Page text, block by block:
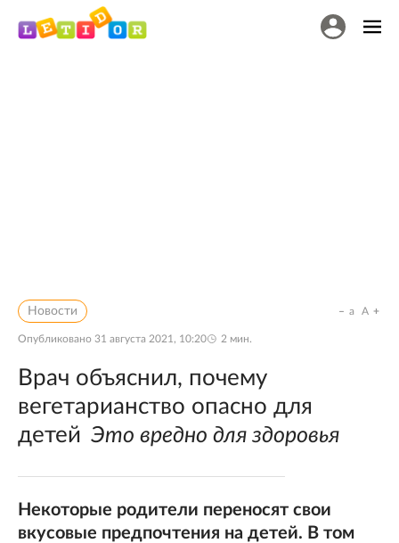
Новости
Опубликовано 31 августа 2021, 10:20 2 мин.
a A
Врач объяснил, почему
вегетарианство опасно для
детей Это вредно для здоровья
Некоторые родители переносят свои
вкусовые предпочтения на детей. В том